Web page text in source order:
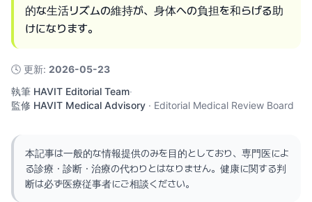
的な生活リズムの維持が、身体への負担を和らげる助
けになります。
🕓 更新: 2026-05-23
執筆 HAVIT Editorial Team·
監修 HAVIT Medical Advisory · Editorial Medical Review Board
本記事は一般的な情報提供のみを目的としており、専門医によ
る診療・診断・治療の代わりとはなりません。健康に関する判
断は必ず医療従事者にご相談ください。